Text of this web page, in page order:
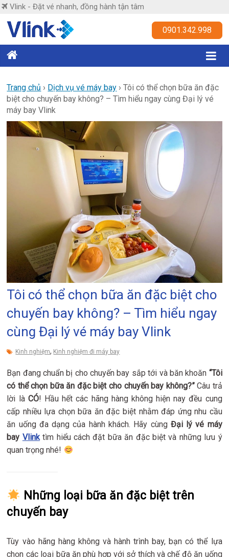
Skip
content
Vlink - Đặt vé nhanh, đồng hành tận tâm
Vlink
nhanh,
đồng
hành
tận
tâm
0901.342.998
Trang chủ › Dịch vụ vé máy bay ›Tôi có thể chọn bữa ăn đặc
biệt cho chuyến bay không? – Tìm hiểu ngay cùng Đại lý vé
máy bay Vlink
Tôi có thể chọn bữa ăn đặc biệt cho
chuyến bay không? – Tìm hiểu ngay
cùng Đại lý vé máy bay Vlink
Kinh nghiệm, Kinh nghiệm đi máy bay
Bạn đang chuẩn bị cho chuyến bay sắp tới và băn khoăn “Tôi
có thể chọn bữa ăn đặc biệt cho chuyến bay không?”Câu trả
lời là CÓ! Hầu hết các hãng hàng không hiện nay đều cung
cấp nhiều lựa chọn bữa ăn đặc biệt nhằm đáp ứng nhu cầu
ăn uống đa dạng của hành khách. Hãy cùng Đại lý vé máy
bay Vlinktìm hiểu cách đặt bữa ăn đặc biệt và những lưu ý
quan trọng nhé!
Những loại bữa ăn đặc biệt trên
chuyến bay
Tùy vào hãng hàng không và hành trình bay, bạn có thể lựa
chọn các loại bữa ăn phù hợp với sở thích và chế độ ăn uống